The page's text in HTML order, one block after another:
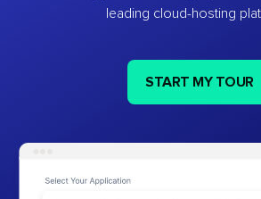
leading cloud-hosting
START MY TOUR